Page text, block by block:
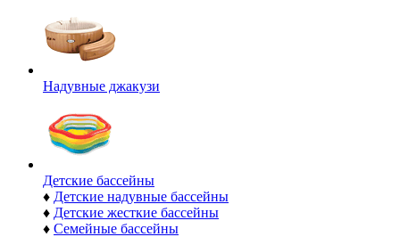
Надувные джакузи
Детские бассейны
♦ Детские надувные бассейны
♦ Детские жесткие бассейны
♦ Семейные бассейны